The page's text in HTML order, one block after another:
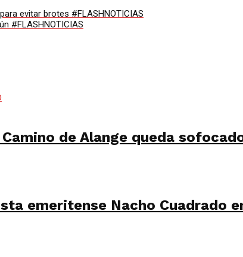
evitar brotes #FLASHNOTICIAS
#FLASHNOTICIAS
de Alange queda
emeritense Nacho Cuadrado